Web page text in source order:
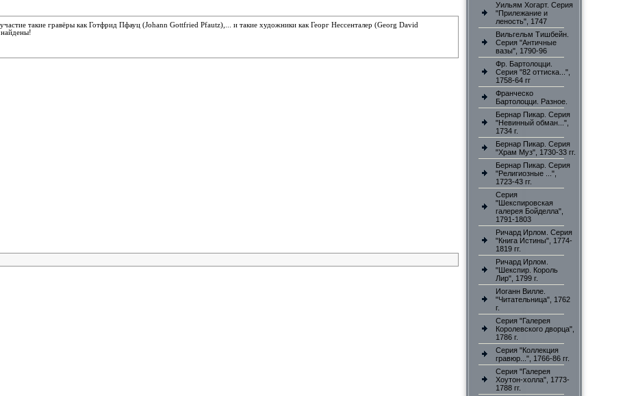
такие гравёры как Готфрид Пфауц (Johann Gottfried Pfautz),... и такие художники как Георг Нессенталер (Georg David
найдены!
Уильям Хогарт. Серия
"Прилежание и
леность", 1747
Вильгельм Тишбейн.
Серия "Античные
вазы", 1790-96
Фр. Бартолоцци.
Серия "82 оттиска...",
1758-64 гг
Франческо
Бартолоцци. Разное.
Бернар Пикар. Серия
"Невинный обман...",
1734 г.
Бернар Пикар. Серия
"Храм Муз", 1730-33 гг.
Бернар Пикар. Серия
"Религиозные ...",
1723-43 гг.
Серия
"Шекспировская
галерея Бойделла",
1791-1803
Ричард Ирлом. Серия
"Книга Истины", 1774-
1819 гг.
Ричард Ирлом.
"Шекспир. Король
Лир", 1799 г.
Иоганн Вилле.
"Читательница", 1762
г.
Серия "Галерея
Королевского дворца",
1786 г.
Серия "Коллекция
гравюр...", 1766-86 гг.
Серия "Галерея
Хоутон-холла", 1773-
1788 гг.